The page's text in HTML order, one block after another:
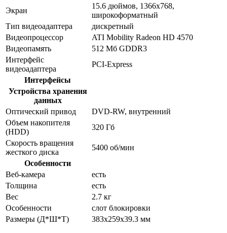
Экран
15.6 дюймов, 1366x768,
широкоформатный
Тип видеоадаптера
дискретный
Видеопроцессор
ATI Mobility Radeon HD 4570
Видеопамять
512 Мб GDDR3
Интерфейс
видеоадаптера
PCI-Express
Интерфейсы
Устройства хранения
данных
Оптический привод
DVD-RW, внутренний
Объем накопителя
(HDD)
320 Гб
Скорость вращения
жесткого диска
5400 об/мин
Особенности
Веб-камера
есть
Толщина
есть
Вес
2.7 кг
Особенности
слот блокировки
Размеры (Д*Ш*Т)
383x259x39.3 мм